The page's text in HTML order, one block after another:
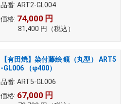
品番: ART2-GL004
価格: 74,000 円
81,400 円 （税込）
【有田焼】染付藤絵 鏡（丸型） ART5
-GL006 （φ400）
品番: ART5-GL006
価格: 67,000 円